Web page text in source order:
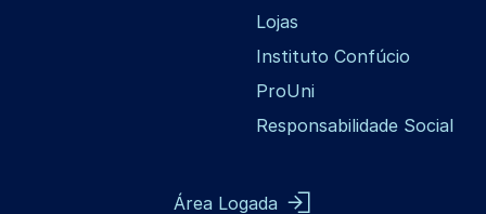
Lojas
Instituto Confúcio
ProUni
Responsabilidade Social
Área Logada